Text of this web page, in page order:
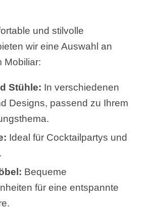
und stilvolle
wir eine Auswahl an
Mobiliar:
Stühle: In verschiedenen
Designs, passend zu Ihrem
Ideal für Cocktailpartys und
Bequeme
für eine entspannte